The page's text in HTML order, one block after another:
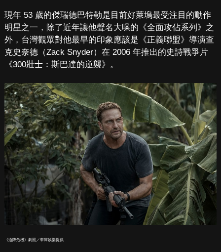
現年 53 歲的傑瑞德巴特勒是目前好萊塢最受注目的動作
明星之一，除了近年讓他聲名大噪的《全面攻佔系列》之
外，台灣觀眾對他最早的印象應該是《正義聯盟》導演查
克史奈德（Zack Snyder）在 2006 年推出的史詩戰爭片
《300壯士：斯巴達的逆襲》。
《迫降危機》劇照／車庫娛樂提供